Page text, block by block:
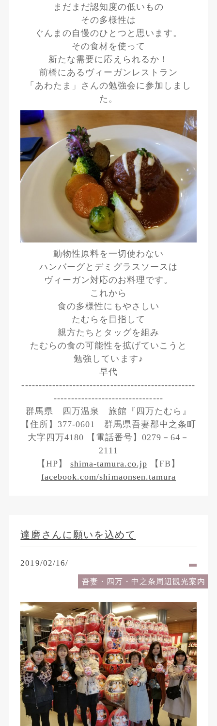
まだまだ認知度の低いもの
その多様性は
ぐんまの自慢のひとつと思います。
その食材を使って
新たな需要に応えられるか！
前橋にあるヴィーガンレストラン
「あわたま」さんの勉強会に参加しまし
た。
動物性原料を一切使わない
ハンバーグとデミグラスソースは
ヴィーガン対応のお料理です。
これから
食の多様性にもやさしい
たむらを目指して
親方たちとタッグを組み
たむらの食の可能性を拡げていこうと
勉強しています♪
早代
---------------------------------------------------
--------------------------------
群馬県 四万温泉 旅館『四万たむら』
【住所】377-0601 群馬県吾妻郡中之条町
大字四万4180 【電話番号】0279－64－
2111
【HP】shima-tamura.co.jp 【FB】
facebook.com/shimaonsen.tamura
達磨さんに願いを込めて
2019/02/16/
吾妻・四万・中之条周辺観光案内